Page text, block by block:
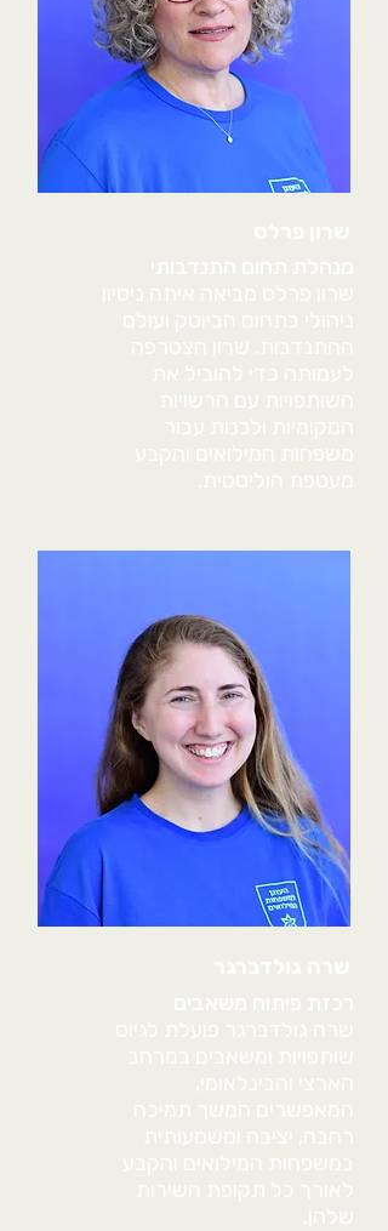
מנהלת תחום התנדבותי
שרון פרלס מביאה איתה ניסיון
ניהולי בתחום הביוטק ועולם
ההתנדבות. שרון הצטרפה
לעמותה כדי להוביל את
השותפויות עם הרשויות
המקומיות ולבנות עבור
משפחות המילואים והקבע
מעטפת הוליסטית.
רכזת פיתוח משאבים
שרה גולדברגר פועלת לגיוס
שותפויות ומשאבים במרחב
הארצי והבינלאומי,
המאפשרים המשך תמיכה
רחבה, יציבה ומשמעותית
במשפחות המילואים והקבע
לאורך כל תקופת השירות
שלהן.